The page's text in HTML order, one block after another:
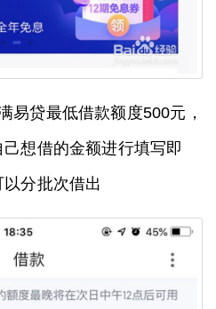
易贷最低借款额度500元，
想借的金额进行填写即
分批次借出